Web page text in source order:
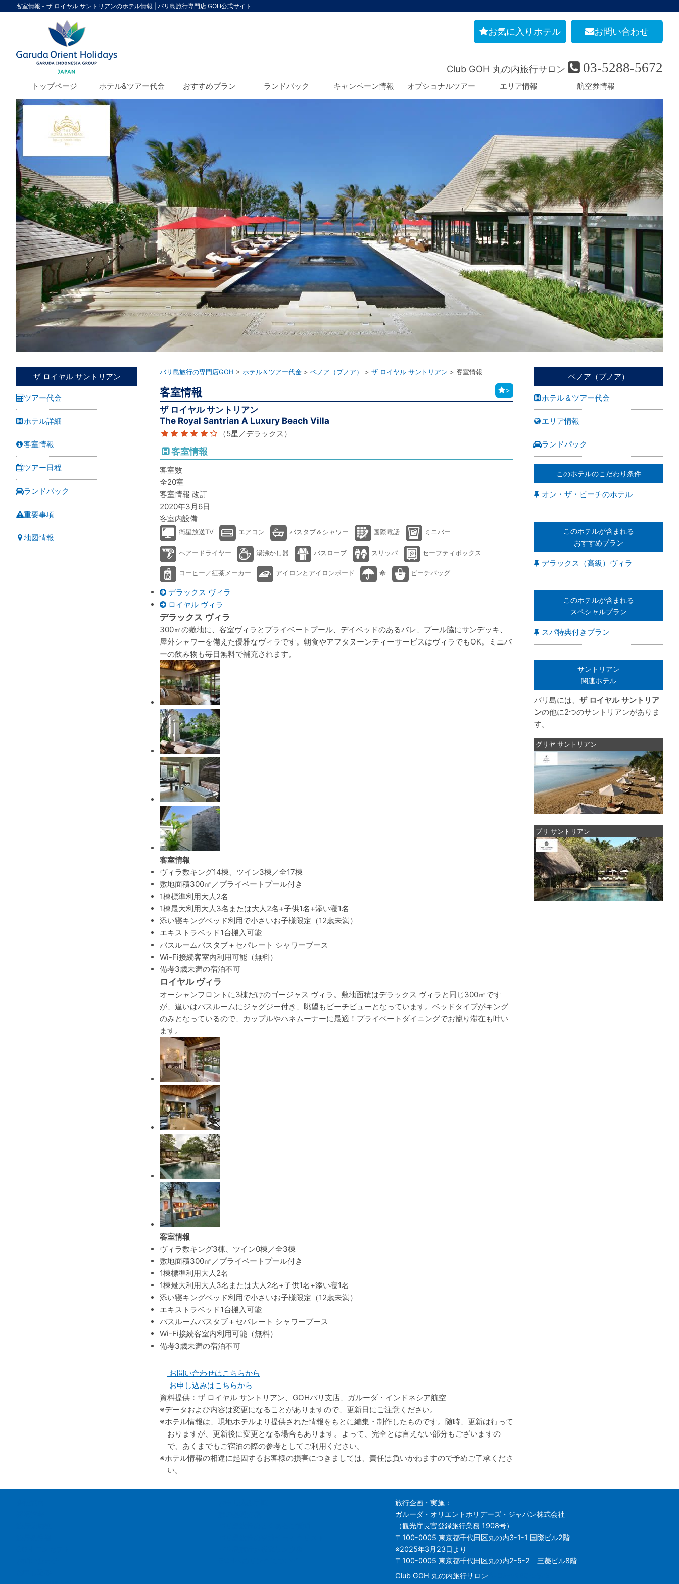
客室情報 - ザ ロイヤル サントリアンのホテル情報 | バリ島旅行専門店 GOH公式サイト
お問い合わせ
お気に入りホテル
Club GOH 丸の内旅行サロン 03-5288-5672
トップページ ホテル&ツアー代金 おすすめプラン ランドパック キャンペーン情報 オプショナルツアー エリア情報 航空券情報
バリ島旅行の専門店GOH ホテル＆ツアー代金 ベノア（ブノア） ザ ロイヤル サントリアン 客室情報
客室情報 >
ザ ロイヤル サントリアン
The Royal Santrian A Luxury Beach Villa
（5星／デラックス）
客室情報
客室数
全20室
客室情報 改訂
2020年3月6日
客室内設備
衛星放送TV エアコン バスタブ＆シャワー 国際電話 ミニバー
ヘアードライヤー 湯沸かし器 バスローブ スリッパ セーフティボックス
コーヒー／紅茶メーカー アイロンとアイロンボード 傘 ビーチバッグ
デラックス ヴィラ
ロイヤル ヴィラ
デラックス ヴィラ
300㎡の敷地に、客室ヴィラとプライベートプール、デイベッドのあるバレ、プール脇にサンデッキ、
屋外シャワーを備えた優雅なヴィラです。朝食やアフタヌーンティーサービスはヴィラでもOK。ミニバ
ーの飲み物も毎日無料で補充されます。
客室情報
ヴィラ数キング14棟、ツイン3棟／全17棟
敷地面積300㎡／プライベートプール付き
1棟標準利用大人2名
1棟最大利用大人3名または大人2名+子供1名+添い寝1名
添い寝キングベッド利用で小さいお子様限定（12歳未満）
エキストラベッド1台搬入可能
バスルームバスタブ＋セパレート シャワーブース
Wi-Fi接続客室内利用可能（無料）
備考3歳未満の宿泊不可
ロイヤル ヴィラ
オーシャンフロントに3棟だけのゴージャス ヴィラ。敷地面積はデラックス ヴィラと同じ300㎡です
が、違いはバスルームにジャグジー付き、眺望もビーチビューとなっています。ベッドタイプがキング
のみとなっているので、カップルやハネムーナーに最適！プライベートダイニングでお籠り滞在も叶い
ます。
客室情報
ヴィラ数キング3棟、ツイン0棟／全3棟
敷地面積300㎡／プライベートプール付き
1棟標準利用大人2名
1棟最大利用大人3名または大人2名+子供1名+添い寝1名
添い寝キングベッド利用で小さいお子様限定（12歳未満）
エキストラベッド1台搬入可能
バスルームバスタブ＋セパレート シャワーブース
Wi-Fi接続客室内利用可能（無料）
備考3歳未満の宿泊不可
お問い合わせはこちらから
お申し込みはこちらから
資料提供：ザ ロイヤル サントリアン、GOHバリ支店、ガルーダ・インドネシア航空
データおよび内容は変更になることがありますので、更新日にご注意ください。
ホテル情報は、現地ホテルより提供された情報をもとに編集・制作したものです。随時、更新は行って
おりますが、更新後に変更となる場合もあります。よって、完全とは言えない部分もございますの
で、あくまでもご宿泊の際の参考としてご利用ください。
ホテル情報の相違に起因するお客様の損害につきましては、責任は負いかねますので予めご了承くださ
い。
ザ ロイヤル サントリアン
ツアー代金
ホテル詳細
客室情報
ツアー日程
ランドパック
重要事項
地図情報
ベノア（ブノア）
ホテル＆ツアー代金
エリア情報
ランドパック
このホテルのこだわり条件
オン・ザ・ビーチのホテル
このホテルが含まれる
おすすめプラン
デラックス（高級）ヴィラ
このホテルが含まれる
スペシャルプラン
スパ特典付きプラン
サントリアン
関連ホテル
バリ島には、 ザ ロイヤル サントリア
ンの他に2つのサントリアンがありま
す。
グリヤ サントリアン
プリ サントリアン
旅行企画・実施：
ガルーダ・オリエントホリデーズ・ジャパン株式会社
（観光庁長官登録旅行業務 1908号）
〒100-0005 東京都千代田区丸の内3-1-1 国際ビル2階
※2025年3月23日より
〒100-0005 東京都千代田区丸の内2-5-2 三菱ビル8階
Club GOH 丸の内旅行サロン